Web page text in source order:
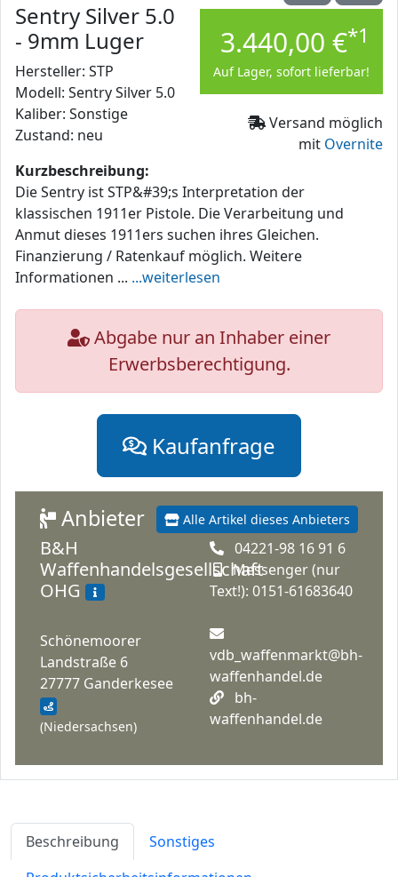
3.440,00 €*1
Auf Lager, sofort lieferbar!
Versand möglich
mit Overnite
Sentry Silver 5.0
- 9mm Luger
Hersteller: STP
Modell: Sentry Silver 5.0
Kaliber: Sonstige
Zustand: neu
Kurzbeschreibung:
Die Sentry ist STP&#39;s Interpretation der
klassischen 1911er Pistole. Die Verarbeitung und
Anmut dieses 1911ers suchen ihres Gleichen.
Finanzierung / Ratenkauf möglich. Weitere
Informationen ... ...weiterlesen
Abgabe nur an Inhaber einer
Erwerbsberechtigung.
Kaufanfrage
Alle Artikel dieses Anbieters
Anbieter
B&H
Waffenhandelsgesellschaft
OHG
Schönemoorer
Landstraße 6
27777 Ganderkesee
(Niedersachsen)
04221-98 16 91 6
Messenger (nur
Text!): 0151-61683640
vdb_waffenmarkt@bh-
waffenhandel.de
bh-
waffenhandel.de
Beschreibung
Sonstiges